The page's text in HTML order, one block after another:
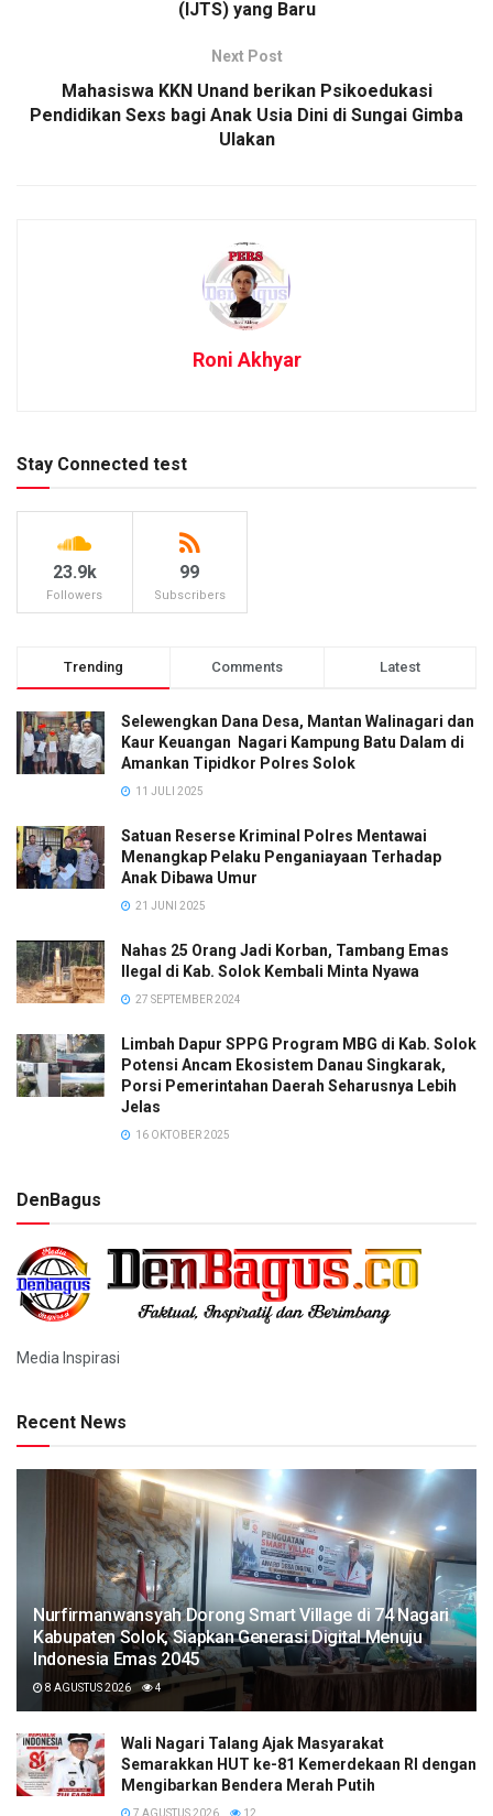
(IJTS) yang Baru
Next Post
Mahasiswa KKN Unand berikan Psikoedukasi
Pendidikan Sexs bagi Anak Usia Dini di Sungai Gimba
Ulakan
Roni Akhyar
Stay Connected test
23.9k
Followers
99
Subscribers
Trending Comments Latest
Selewengkan Dana Desa, Mantan Walinagari dan
Kaur Keuangan Nagari Kampung Batu Dalam di
Amankan Tipidkor Polres Solok
11 JULI 2025
Satuan Reserse Kriminal Polres Mentawai
Menangkap Pelaku Penganiayaan Terhadap
Anak Dibawa Umur
21 JUNI 2025
Nahas 25 Orang Jadi Korban, Tambang Emas
Ilegal di Kab. Solok Kembali Minta Nyawa
27 SEPTEMBER 2024
Limbah Dapur SPPG Program MBG di Kab. Solok
Potensi Ancam Ekosistem Danau Singkarak,
Porsi Pemerintahan Daerah Seharusnya Lebih
Jelas
16 OKTOBER 2025
DenBagus
Media Inspirasi
Recent News
Nurfirmanwansyah Dorong Smart Village di 74 Nagari
Kabupaten Solok, Siapkan Generasi Digital Menuju
Indonesia Emas 2045
8 AGUSTUS 2026 4
Wali Nagari Talang Ajak Masyarakat
Semarakkan HUT ke-81 Kemerdekaan RI dengan
Mengibarkan Bendera Merah Putih
7 AGUSTUS 2026 12